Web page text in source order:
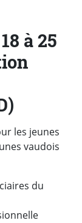
à 25
les jeunes
vaudois
du